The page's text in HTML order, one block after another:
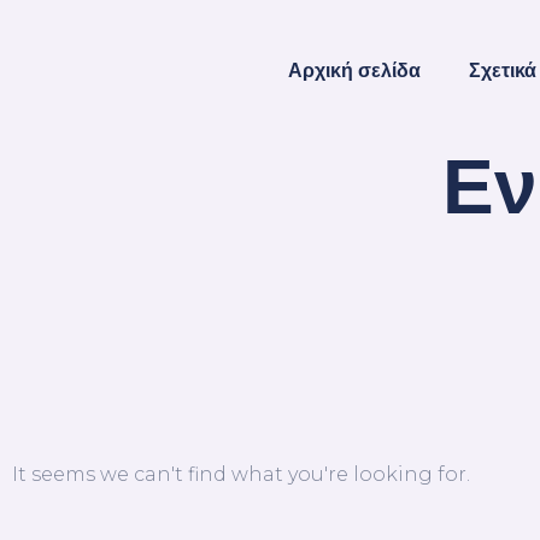
Αρχική σελίδα
It seems we can't find what you're looking for.